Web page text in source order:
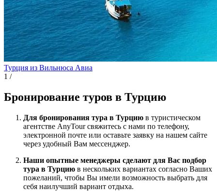
Турция из Вильнюса Авиа
1 /
Бронирование туров в Турцию
Для бронирования тура в Турцию в туристическом
агентстве AnyTour свяжитесь с нами по телефону,
электронной почте или оставьте заявку на нашем сайте
через удобный Вам мессенджер.
Наши опытные менеджеры сделают для Вас подбор
тура в Турцию в нескольких вариантах согласно Ваших
пожеланий, чтобы Вы имели возможность выбрать для
себя наилучший вариант отдыха.